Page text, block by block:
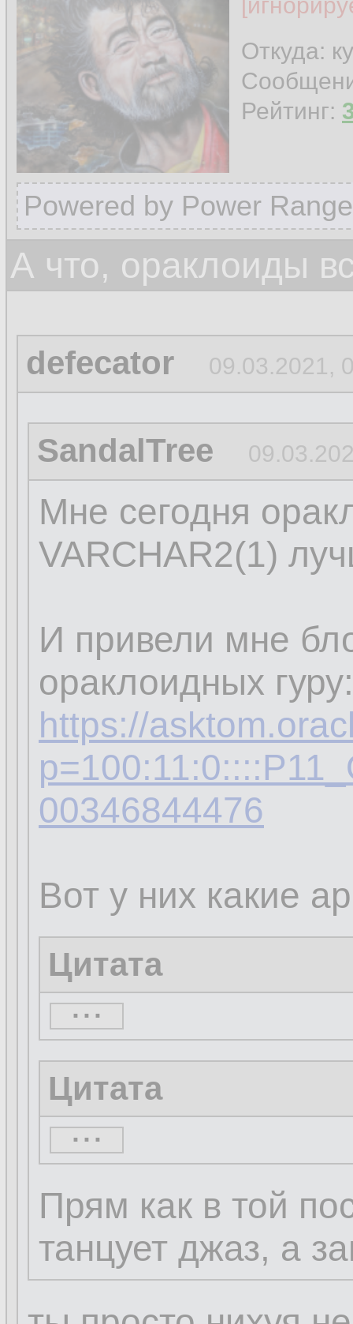
Откуда:
Рейтинг:
Powered by Power
А что, ораклоиды
defecator 09.03.2021,
SandalTree
Мне сегодня
VARCHAR2(1)
И привели мне
ораклоидных гуру:
https://
00346844476
Вот у них какие
Цитата
......
Цитата
......
Прям как в той
танцует джаз, а